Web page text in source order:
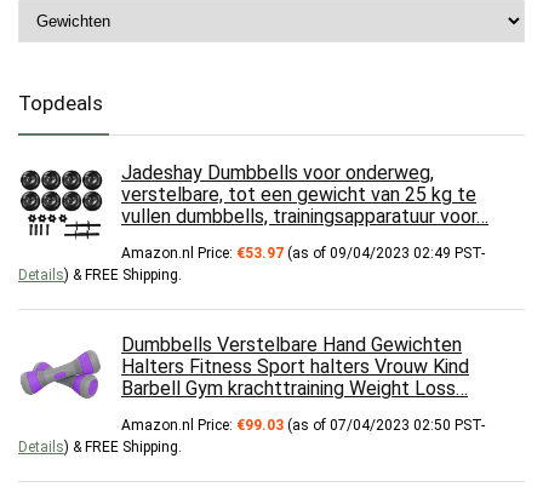
Topdeals
Jadeshay Dumbbells voor onderweg,
verstelbare, tot een gewicht van 25 kg te
vullen dumbbells, trainingsapparatuur voor…
Amazon.nl Price: €53.97 (as of 09/04/2023 02:49 PST-
Details) & FREE Shipping
Dumbbells Verstelbare Hand Gewichten
Halters Fitness Sport halters Vrouw Kind
Barbell Gym krachttraining Weight Loss…
Amazon.nl Price: €99.03 (as of 07/04/2023 02:50 PST-
Details) & FREE Shipping